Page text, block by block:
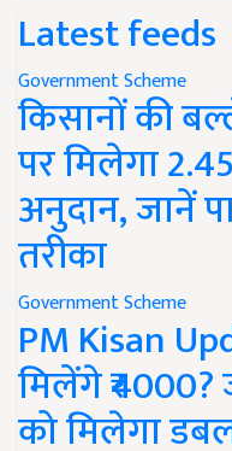
Latest feeds
Government Scheme
किसानों की
पर मिलेगा
अनुदान, जानें
तरीका
Government Scheme
PM Kisan
मिलेंगे ₹4000?
को मिलेगा